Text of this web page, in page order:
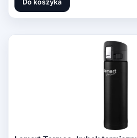
Do koszyka